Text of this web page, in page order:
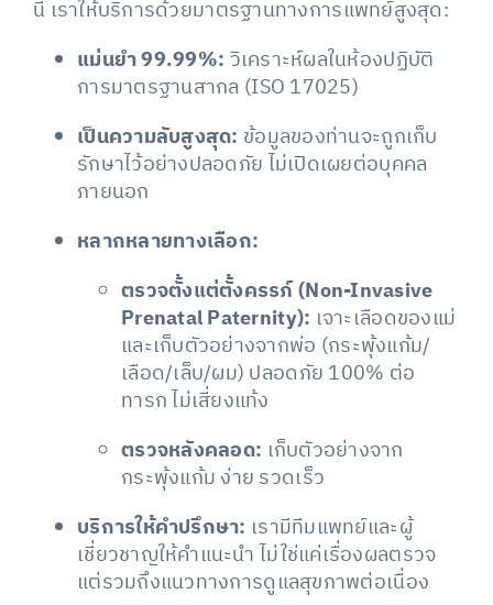
นี้ เราให้บริการด้วยมาตรฐานทางการแพทย์สูงสุด:
แม่นยำ 99.99%: วิเคราะห์ผลในห้องปฏิบัติ
การมาตรฐานสากล (ISO 17025)
เป็นความลับสูงสุด: ข้อมูลของท่านจะถูกเก็บ
รักษาไว้อย่างปลอดภัย ไม่เปิดเผยต่อบุคคล
ภายนอก
หลากหลายทางเลือก:
ตรวจตั้งแต่ตั้งครรภ์ (Non-Invasive
Prenatal Paternity): เจาะเลือดของแม่
และเก็บตัวอย่างจากพ่อ (กระพุ้งแก้ม/
เลือด/เล็บ/ผม) ปลอดภัย 100% ต่อ
ทารก ไม่เสี่ยงแท้ง
ตรวจหลังคลอด: เก็บตัวอย่างจาก
กระพุ้งแก้ม ง่าย รวดเร็ว
บริการให้คำปรึกษา: เรามีทีมแพทย์และผู้
เชี่ยวชาญให้คำแนะนำ ไม่ใช่แค่เรื่องผลตรวจ
แต่รวมถึงแนวทางการดูแลสุขภาพต่อเนื่อง